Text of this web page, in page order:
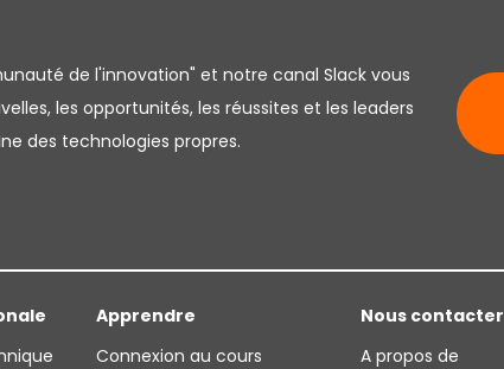
de l'innovation" et notre canal Slack vous
les opportunités, les réussites et les leaders
des technologies propres.
Apprendre
Connexion au cours
Nous contacter
A propos de